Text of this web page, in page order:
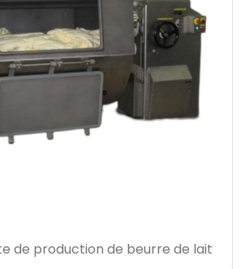
de production de beurre de lait